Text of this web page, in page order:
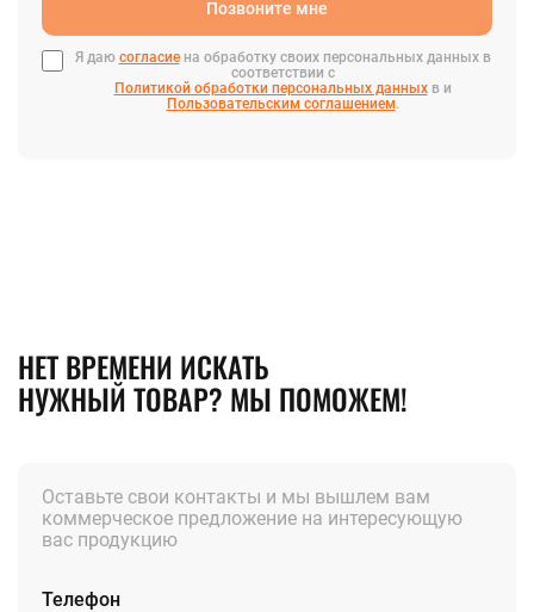
Позвоните мне
Я даю согласиена обработку своих персональных данных в
соответствии с
Политикой обработки персональных данныхв и
Пользовательским соглашением.
НЕТ ВРЕМЕНИ ИСКАТЬ
НУЖНЫЙ ТОВАР? МЫ ПОМОЖЕМ!
Оставьте свои контакты и мы вышлем вам
коммерческое предложение на интересующую
вас продукцию
Телефон